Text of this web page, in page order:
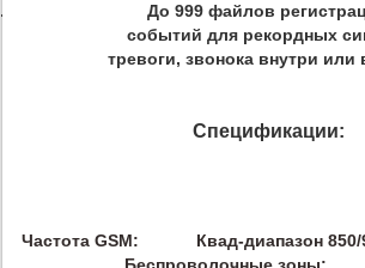
До 999 файлов
событий для рекордных
тревоги, звонока внутри или
Спецификации:
Частота GSM: Квад-диапазон 850/